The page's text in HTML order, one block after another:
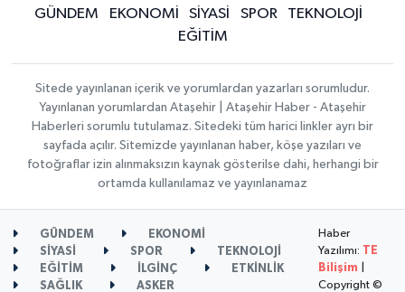
GÜNDEM EKONOMİ SİYASİ SPOR
TEKNOLOJİ
EĞİTİM
Sitede yayınlanan içerik ve yorumlardan yazarları sorumludur.
Yayınlanan yorumlardan Ataşehir | Ataşehir Haber - Ataşehir
Haberleri sorumlu tutulamaz. Sitedeki tüm harici linkler ayrı bir
sayfada açılır. Sitemizde yayınlanan haber, köşe yazıları ve
fotoğraflar izin alınmaksızın kaynak gösterilse dahi, herhangi bir
ortamda kullanılamaz ve yayınlanamaz
GÜNDEM
EKONOMİ
SİYASİ
SPOR
TEKNOLOJİ
EĞİTİM
İLGİNÇ
ETKİNLİK
SAĞLIK
ASKER
Haber
Yazılımı: TE
Bilişim
Copyright ©